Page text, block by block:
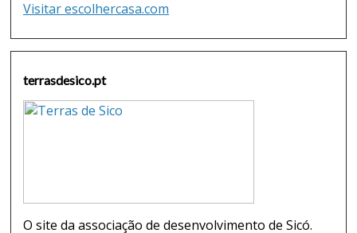
Visitar escolhercasa.com
terrasdesico.pt
O site da associação de desenvolvimento de Sicó.